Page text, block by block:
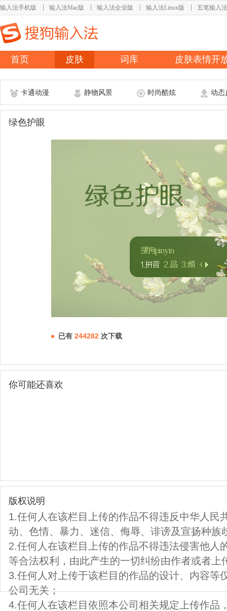
输入法手机版 输入法Mac版 输入法企业版 输入法Linux版 五笔输入法
首页 皮肤 词库 皮肤表情开
卡通动漫 静物风景 时尚酷炫 动态
绿色护眼
已有 244282 次下载
你可能还喜欢
版权说明
1.任何人在该栏目上传的作品不得违反中华人民
动、色情、暴力、迷信、侮辱、诽谤及宣扬种族
2.任何人在该栏目上传的作品不得违法侵害他人
等合法权利，由此产生的一切纠纷由作者或者上
3.任何人对上传于该栏目的作品的设计、内容等
公司无关；
4.任何人在该栏目依照本公司相关规定上传作品